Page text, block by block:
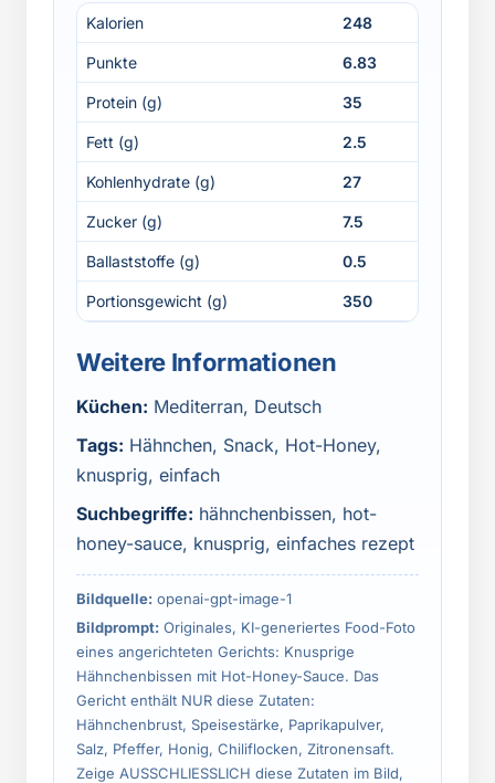
Kalorien 248
Punkte 6.83
Protein (g) 35
Fett (g) 2.5
Kohlenhydrate (g) 27
Zucker (g) 7.5
Ballaststoffe (g) 0.5
Portionsgewicht (g) 350
Weitere Informationen
Küchen: Mediterran, Deutsch
Tags: Hähnchen, Snack, Hot-Honey,
knusprig, einfach
Suchbegriffe: hähnchenbissen, hot-
honey-sauce, knusprig, einfaches rezept
Bildquelle: openai-gpt-image-1
Bildprompt: Originales, KI-generiertes Food-Foto
eines angerichteten Gerichts: Knusprige
Hähnchenbissen mit Hot-Honey-Sauce. Das
Gericht enthält NUR diese Zutaten:
Hähnchenbrust, Speisestärke, Paprikapulver,
Salz, Pfeffer, Honig, Chiliflocken, Zitronensaft.
Zeige AUSSCHLIESSLICH diese Zutaten im Bild,